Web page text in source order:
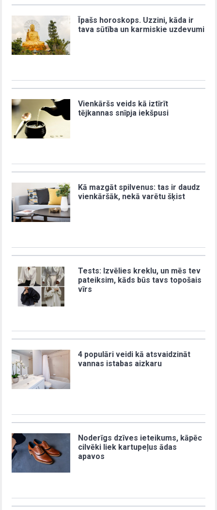
Īpašs horoskops. Uzzini, kāda ir
tava sūtība un karmiskie uzdevumi
Vienkāršs veids kā iztīrīt
tējkannas snīpja iekšpusi
Kā mazgāt spilvenus: tas ir daudz
vienkāršāk, nekā varētu šķist
Tests: Izvēlies kreklu, un mēs tev
pateiksim, kāds būs tavs topošais
vīrs
4 populāri veidi kā atsvaidzināt
vannas istabas aizkaru
Noderīgs dzīves ieteikums, kāpēc
cilvēki liek kartupeļus ādas
apavos